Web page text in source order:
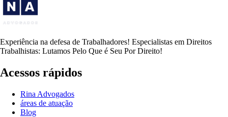
Experiência na defesa de Trabalhadores! Especialistas em Direitos
Trabalhistas: Lutamos Pelo Que é Seu Por Direito!
Acessos rápidos
Rina Advogados
áreas de atuação
Blog